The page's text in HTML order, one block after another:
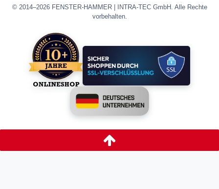
© 2014–2026 FENSTER-HAMMER | INTRA-TEC GmbH. Alle Rechte
vorbehalten.